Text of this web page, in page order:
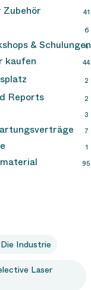
9
13
41
8
Zubehör 7
6
& Schulungen
4
kaufen 44
7
Jet Fusion
2
Form 3+
Form 3L
2
1
Reports 2
3
7
1
95
Industrie
Laser